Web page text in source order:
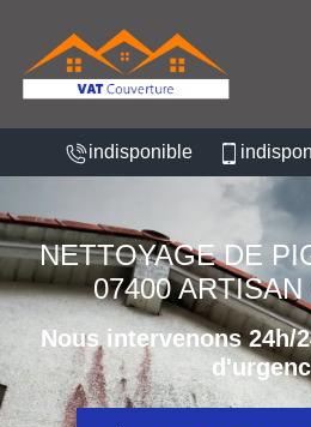
indisponible
NETTOYAGE DE
07400
Nous intervenons 24h/